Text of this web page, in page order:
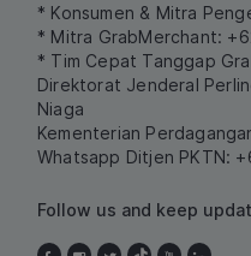
* Konsumen & Mitra
* Mitra GrabMerchant:
* Tim Cepat Tanggap
Direktorat Jenderal
Niaga
Kementerian
Whatsapp Ditjen PKTN:
Follow us and keep